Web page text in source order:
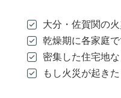
大分・佐賀関の
乾燥期に各家庭
密集した住宅地
もし火災が起き